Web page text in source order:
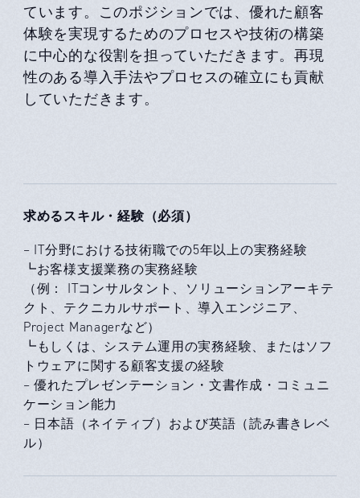
ています。このポジションでは、優れた顧客
体験を実現するためのプロセスや技術の構築
に中心的な役割を担っていただきます。再現
性のある導入手法やプロセスの確立にも貢献
していただきます。
求めるスキル・経験（必須）
– IT分野における技術職での5年以上の実務経験
┗お客様支援業務の実務経験
（例： ITコンサルタント、ソリューションアーキテ
クト、テクニカルサポート、導入エンジニア、
Project Managerなど）
┗もしくは、システム運用の実務経験、またはソフ
トウェアに関する顧客支援の経験
– 優れたプレゼンテーション・文書作成・コミュニ
ケーション能力
– 日本語（ネイティブ）および英語（読み書きレベ
ル）